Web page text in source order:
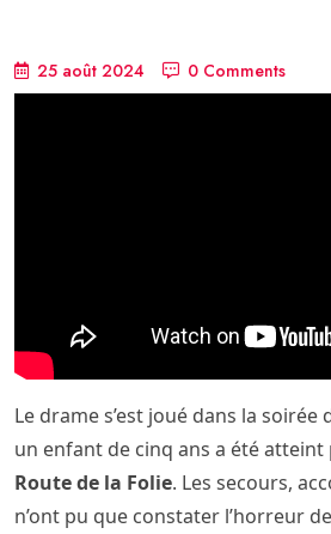
25 août 2024 0 Comments
Le drame s’est joué dans la
un enfant de cinq ans a été atteint
Route de la Folie. Les secours,
n’ont pu que constater l’horreur